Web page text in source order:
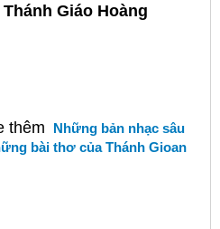
Giáo Hoàng
thêm
Những bản nhạc sâu
bài thơ của Thánh Gioan